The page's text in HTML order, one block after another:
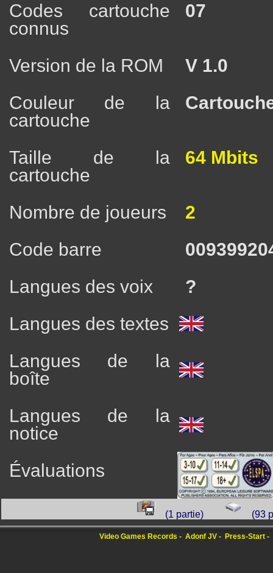
Codes cartouche
connus
07
Version de la ROM
V 1.0
Couleur de la
cartouche
Taille de la
cartouche
64 Mbits
Nombre de joueurs
2
Code barre
Langues des voix
?
Langues des textes
Langues de la
boîte
Langues de la
notice
Évaluations
(1 partie) (93
Video Games Records Adonf JV Press-Start